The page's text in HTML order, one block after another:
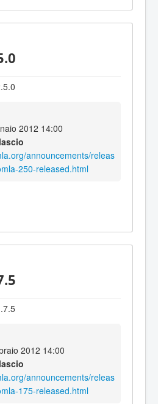
2012 14:00
announcements/releas
250-released.html
2012 14:00
announcements/releas
175-released.html